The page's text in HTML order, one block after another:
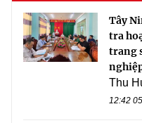
Tây
tra
trang
Thu
12:42